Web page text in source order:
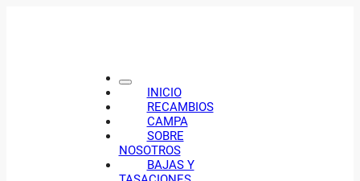
INICIO
RECAMBIOS
CAMPA
SOBRE
NOSOTROS
BAJAS Y